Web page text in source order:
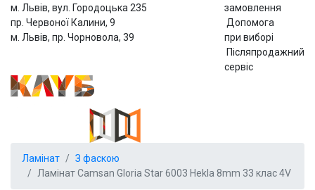
м. Львів, вул. Городоцька 235
пр. Червоної Калини, 9
м. Львів, пр. Чорновола, 39
замовлення
Допомога
при виборі
Післяпродажний
сервіс
Ламінат
З фаскою
Ламінат Camsan Gloria Star 6003 Hekla 8mm 33 клас 4V